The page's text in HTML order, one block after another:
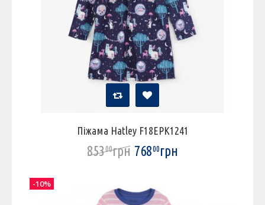
Піжама Hatley F18EPK1241
85300грн 76800грн
-10%